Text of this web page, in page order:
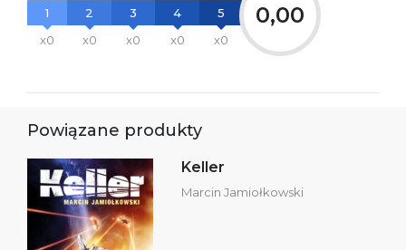
1
x0
2
x0
3
x0
4
x0
5
x0
0,00
Powiązane produkty
Keller
Marcin Jamiołkowski